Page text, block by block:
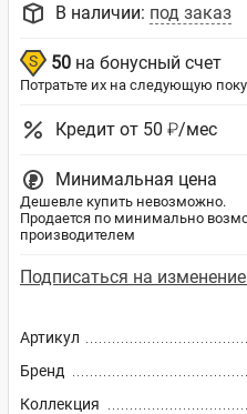
Артикул
Бренд
Коллекция
В наличии: под заказ
50 на бонусный счет
Потратьте их на следующую
Кредит от 50 ₽/мес
Минимальная цена
Дешевле купить невозможно.
Продается по минимально
производителем
Подписаться на